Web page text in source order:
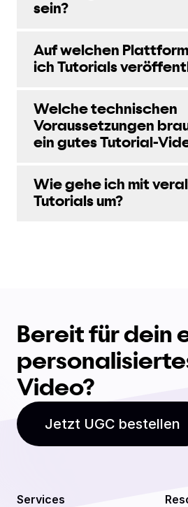
sein?
Auf welchen
ich Tutorials
Welche technischen
Voraussetzungen
ein gutes Tutorial-
Wie gehe ich mit
Tutorials um?
Bereit für dein
Video?
Jetzt UGC bestellen
Services